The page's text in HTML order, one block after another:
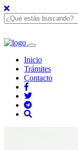
Inicio
Trámites
Contacto